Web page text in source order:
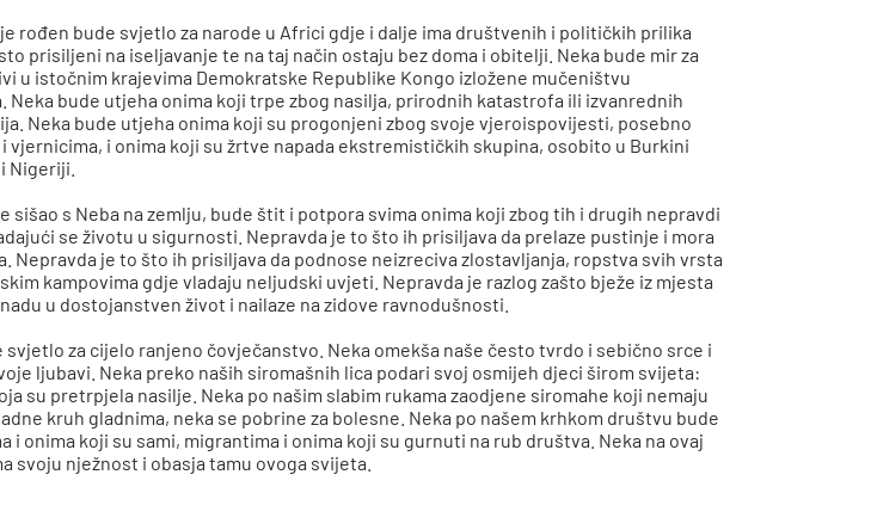
rođen bude svjetlo za narode u Africi gdje i dalje ima društvenih i političkih prilika
prisiljeni na iseljavanje te na taj način ostaju bez doma i obitelji. Neka bude mir za
u istočnim krajevima Demokratske Republike Kongo izložene mučeništvu
Neka bude utjeha onima koji trpe zbog nasilja, prirodnih katastrofa ili izvanrednih
Neka bude utjeha onima koji su progonjeni zbog svoje vjeroispovijesti, posebno
vjernicima, i onima koji su žrtve napada ekstremističkih skupina, osobito u Burkini
Nigeriji.
sišao s Neba na zemlju, bude štit i potpora svima onima koji zbog tih i drugih nepravdi
se životu u sigurnosti. Nepravda je to što ih prisiljava da prelaze pustinje i mora
Nepravda je to što ih prisiljava da podnose neizreciva zlostavljanja, ropstva svih vrsta
kampovima gdje vladaju neljudski uvjeti. Nepravda je razlog zašto bježe iz mjesta
u dostojanstven život i nailaze na zidove ravnodušnosti.
svjetlo za cijelo ranjeno čovječanstvo. Neka omekša naše često tvrdo i sebično srce i
ljubavi. Neka preko naših siromašnih lica podari svoj osmijeh djeci širom svijeta:
su pretrpjela nasilje. Neka po našim slabim rukama zaodjene siromahe koji nemaju
kruh gladnima, neka se pobrine za bolesne. Neka po našem krhkom društvu bude
i onima koji su sami, migrantima i onima koji su gurnuti na rub društva. Neka na ovaj
svoju nježnost i obasja tamu ovoga svijeta.